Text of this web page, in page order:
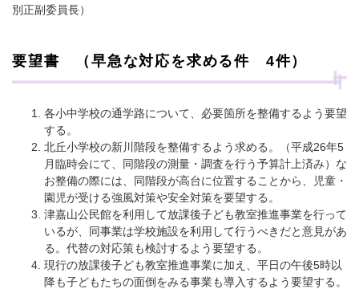
別正副委員長）
要望書 （早急な対応を求める件 4件）
各小中学校の通学路について、必要箇所を整備するよう要望
する。
北丘小学校の新川階段を整備するよう求める。（平成26年5
月臨時会にて、同階段の測量・調査を行う予算計上済み）な
お整備の際には、同階段が高台に位置することから、児童・
園児が受ける強風対策や安全対策を要望する。
津嘉山公民館を利用して放課後子ども教室推進事業を行って
いるが、同事業は学校施設を利用して行うべきだと意見があ
る。代替の対応策も検討するよう要望する。
現行の放課後子ども教室推進事業に加え、平日の午後5時以
降も子どもたちの面倒をみる事業も導入するよう要望する。